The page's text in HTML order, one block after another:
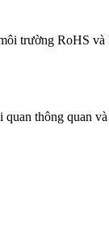
trường RoHS
thông quan